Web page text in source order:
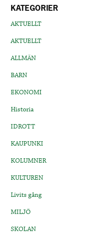
KATEGORIER
AKTUELLT
AKTUELLT
ALLMÄN
BARN
EKONOMI
Historia
IDROTT
KAUPUNKI
KOLUMNER
KULTUREN
Livits gång
MILJÖ
SKOLAN